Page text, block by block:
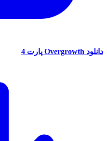
دانلود Overgrowth پارت 4